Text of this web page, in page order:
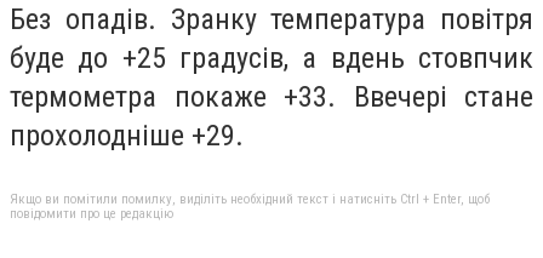
Без опадів. Зранку температура повітря
буде до +25 градусів, а вдень стовпчик
термометра покаже +33. Ввечері стане
прохолодніше +29.
Якщо ви помітили помилку, виділіть необхідний текст і натисніть Ctrl + Enter, щоб
повідомити про це редакцію